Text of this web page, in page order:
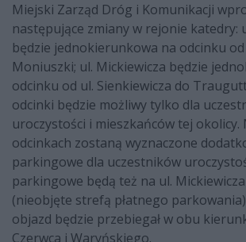
Miejski Zarząd Dróg i Komunikacji
następujące zmiany w rejonie katedry:
będzie jednokierunkowa na odcinku od
Moniuszki; ul. Mickiewicza będzie
odcinku od ul. Sienkiewicza do
odcinki będzie możliwy tylko dla
uroczystości i mieszkańców tej okolicy.
odcinkach zostaną wyznaczone
parkingowe dla uczestników
parkingowe będą też na ul.
(nieobjęte strefą płatnego
objazd będzie przebiegał w obu
Czerwca i Waryńskiego.